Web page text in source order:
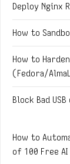
Deploy Nginx
How to
How to
(Fedora/
Block Bad
How to
of 100 Free